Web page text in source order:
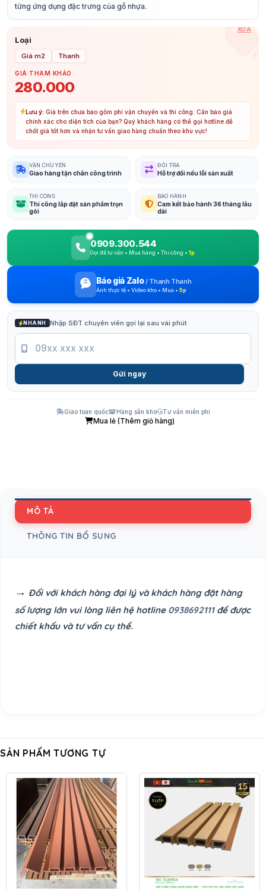
từng ứng dụng đặc trưng của gỗ nhựa.
Loại
Giá m2 Thanh
XÓA
GIÁ THAM KHẢO
280.000
Lưu ý: Giá trên chưa bao gồm phí vận chuyển và thi công. Cần báo giá
chính xác cho diện tích của bạn? Quý khách hàng có thể gọi hotline để
chốt giá tốt hơn và nhận tư vấn giao hàng chuẩn theo khu vực!
VẬN CHUYỂN
Giao hàng tận chân công trình
ĐỔI TRẢ
Hỗ trợ đổi nếu lỗi sản xuất
THI CÔNG
Thi công lắp đặt sản phẩm trọn
gói
BẢO HÀNH
Cam kết bảo hành 36 tháng lâu
dài
0909.300.544
Gọi để tư vấn • Mua hàng • Thi công • 1p
Báo giá Zalo/ Thanh Thanh
Ảnh thực tế • Video kho • Mua • 5p
NHANH Nhập SĐT chuyên viên gọi lại sau vài phút
Gửi ngay
Giao toàn quốc Hàng sẵn kho Tư vấn miễn phí
Mua lẻ (Thêm giỏ hàng)
MÔ TẢ
THÔNG TIN BỔ SUNG
→ Đối với khách hàng đại lý và khách hàng đặt hàng
số lượng lớn vui lòng liên hệ hotline 0938692111để được
chiết khấu và tư vấn cụ thể.
SẢN PHẨM TƯƠNG TỰ